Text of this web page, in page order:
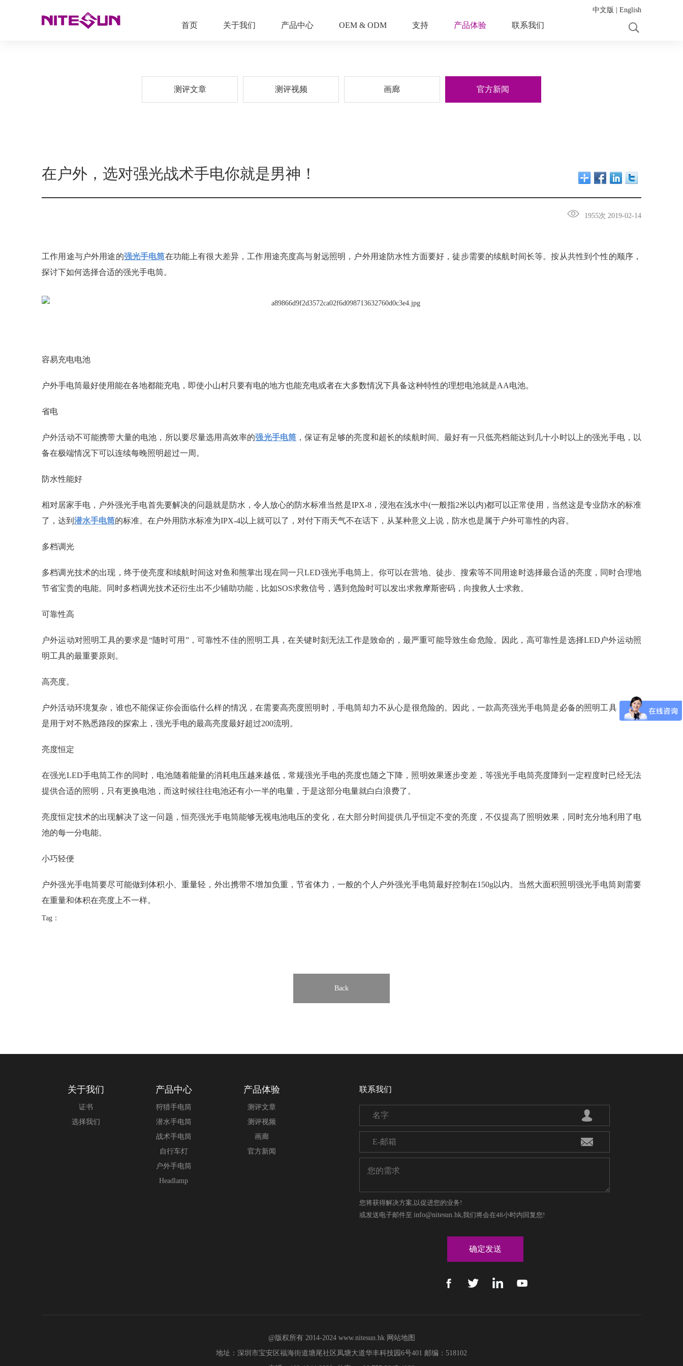
首页 关于我们 产品中心 OEM & ODM 支持 产品体验 联系我们
中文版 English
测评文章 测评视频 画廊 官方新闻
在户外，选对强光战术手电你就是男神！
1955次 2019-02-14
工作用途与户外用途的强光手电筒在功能上有很大差异，工作用途亮度高与射远照明，户外用途防水性方面要好，徒步需要的续航时间长等。按从共性到个性的顺序，
探讨下如何选择合适的强光手电筒。
容易充电电池
户外手电筒最好使用能在各地都能充电，即使小山村只要有电的地方也能充电或者在大多数情况下具备这种特性的理想电池就是AA电池。
省电
户外活动不可能携带大量的电池，所以要尽量选用高效率的强光手电筒 ，保证有足够的亮度和超长的续航时间。最好有一只低亮档能达到几十小时以上的强光手电，以
备在极端情况下可以连续每晚照明超过一周。
防水性能好
相对居家手电，户外强光手电首先要解决的问题就是防水，令人放心的防水标准当然是IPX-8，浸泡在浅水中(一般指2米以内)都可以正常使用，当然这是专业防水的标准
了，达到 潜水手电筒的标准。在户外用防水标准为IPX-4以上就可以了，对付下雨天气不在话下，从某种意义上说，防水也是属于户外可靠性的内容。
多档调光
多档调光技术的出现，终于使亮度和续航时间这对鱼和熊掌出现在同一只LED强光手电筒上。你可以在营地、徒步、搜索等不同用途时选择最合适的亮度，同时合理地
节省宝贵的电能。同时多档调光技术还衍生出不少辅助功能，比如SOS求救信号，遇到危险时可以发出求救摩斯密码，向搜救人士求救。
可靠性高
户外运动对照明工具的要求是“随时可用”，可靠性不佳的照明工具，在关键时刻无法工作是致命的，最严重可能导致生命危险。因此，高可靠性是选择LED户外运动照
明工具的最重要原则。
高亮度。
户外活动环境复杂，谁也不能保证你会面临什么样的情况，在需要高亮度照明时，手电筒却力不从心是很危险的。因此，一款高亮强光手电筒是必备的照明工具，特别
是用于对不熟悉路段的探索上，强光手电的最高亮度最好超过200流明。
亮度恒定
在强光LED手电筒工作的同时，电池随着能量的消耗电压越来越低，常规强光手电的亮度也随之下降，照明效果逐步变差，等强光手电筒亮度降到一定程度时已经无法
提供合适的照明，只有更换电池，而这时候往往电池还有小一半的电量，于是这部分电量就白白浪费了。
亮度恒定技术的出现解决了这一问题，恒亮强光手电筒能够无视电池电压的变化，在大部分时间提供几乎恒定不变的亮度，不仅提高了照明效果，同时充分地利用了电
池的每一分电能。
小巧轻便
户外强光手电筒要尽可能做到体积小、重量轻，外出携带不增加负重，节省体力，一般的个人户外强光手电筒最好控制在150g以内。当然大面积照明强光手电筒则需要
在重量和体积在亮度上不一样。
Tag：
Back
关于我们
证书
选择我们
产品中心
狩猎手电筒
潜水手电筒
战术手电筒
自行车灯
户外手电筒
Headlamp
产品体验
测评文章
测评视频
画廊
官方新闻
联系我们
您将获得解决方案,以促进您的业务!
或发送电子邮件至info@nitesun.hk,我们将会在48小时内回复您!
@版权所有 2014-2024 www.nitesun.hk 网站地图
地址：深圳市宝安区福海街道塘尾社区凤塘大道华丰科技园6号401 邮编：518102